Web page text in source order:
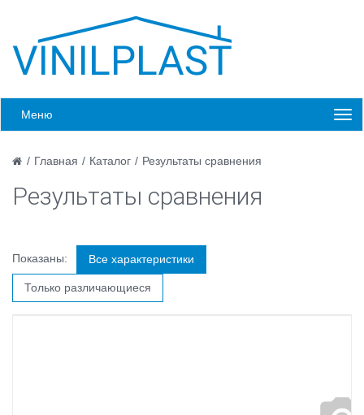
Меню
/ Главная / Каталог / Результаты сравнения
Результаты сравнения
Показаны: Все характеристики
Только различающиеся